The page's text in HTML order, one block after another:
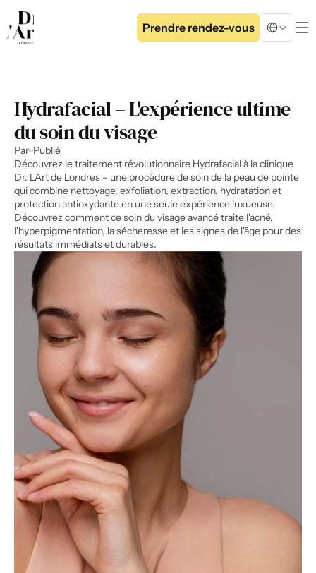
Prendre rendez-vous
Select
Hydrafacial – L'expérience ultime
du soin du visage
Par Publié
Découvrez le traitement révolutionnaire Hydrafacial à la clinique
Dr. L'Art de Londres – une procédure de soin de la peau de pointe
qui combine nettoyage, exfoliation, extraction, hydratation et
protection antioxydante en une seule expérience luxueuse.
Découvrez comment ce soin du visage avancé traite l'acné,
l'hyperpigmentation, la sécheresse et les signes de l'âge pour des
résultats immédiats et durables.